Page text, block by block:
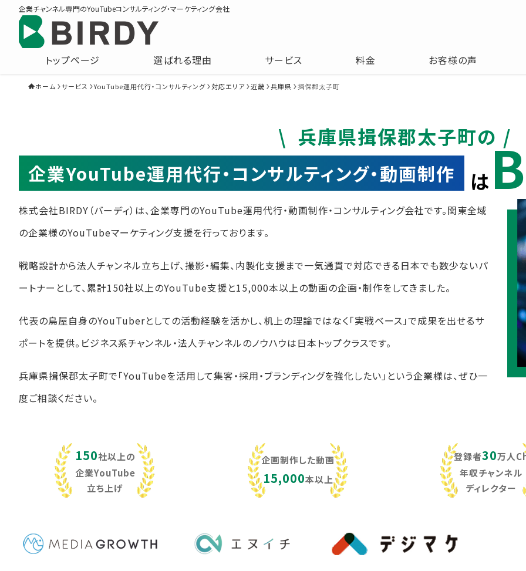
企業チャンネル専門のYouTubeコンサルティング・マーケティング会社
トップページ 選ばれる理由 サービス 料金 お客様の声
ホーム サービス YouTube運用代行・コンサルティング 対応エリア 近畿 兵庫県 揖保郡太子町
兵庫県揖保郡太子町の
企業YouTube運用代行・コンサルティング・動画制作 は
株式会社BIRDY（バーディ）は、企業専門のYouTube運用代行・動画制作・コンサルティング会社です。関東全域
の企業様のYouTubeマーケティング支援を行っております。
戦略設計から法人チャンネル立ち上げ、撮影・編集、内製化支援まで一気通貫で対応できる日本でも数少ないパ
ートナーとして、累計150社以上のYouTube支援と15,000本以上の動画の企画・制作をしてきました。
代表の鳥屋自身のYouTuberとしての活動経験を活かし、机上の理論ではなく「実戦ベース」で成果を出せるサ
ポートを提供。ビジネス系チャンネル・法人チャンネルのノウハウは日本トップクラスです。
兵庫県揖保郡太子町で「YouTubeを活用して集客・採用・ブランディングを強化したい」という企業様は、ぜひ一
度ご相談ください。
150社以上の
企業YouTube
立ち上げ
企画制作した動画
15,000本以上
登録者30万人
年収チャンネル
ディレクター